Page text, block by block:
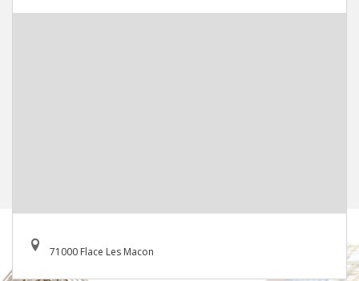
71000 Flace Les Macon